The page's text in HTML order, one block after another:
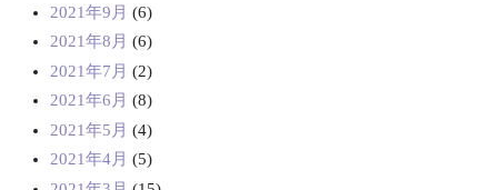
2021年9月 (6)
2021年8月 (6)
2021年7月 (2)
2021年6月 (8)
2021年5月 (4)
2021年4月 (5)